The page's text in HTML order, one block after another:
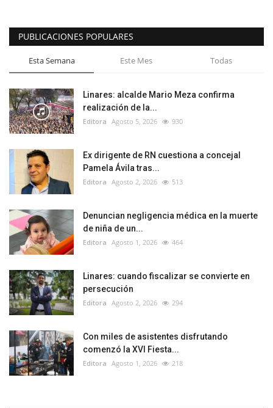
PUBLICACIONES POPULARES
Esta Semana Este Mes Todas
Linares: alcalde Mario Meza confirma
realización de la...
Editora Agosto 5, 2026 930
Ex dirigente de RN cuestiona a concejal
Pamela Ávila tras...
Editora Agosto 2, 2026 513
Denuncian negligencia médica en la muerte
de niña de un...
Editora Agosto 1, 2026 464
Linares: cuando fiscalizar se convierte en
persecución
Editora Agosto 2, 2026 294
Con miles de asistentes disfrutando
comenzó la XVI Fiesta...
Editora Agosto 1, 2026 218